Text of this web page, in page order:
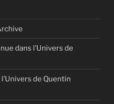
dans l’Univers de
de Quentin